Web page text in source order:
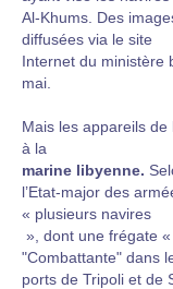
Al-Khums. Des
diffusées via le site
Internet du ministère
mai.
Mais les appareils de
à la
marine libyenne.
l’Etat-major des
« plusieurs navires
», dont une frégate
"Combattante" dans
ports de Tripoli et de